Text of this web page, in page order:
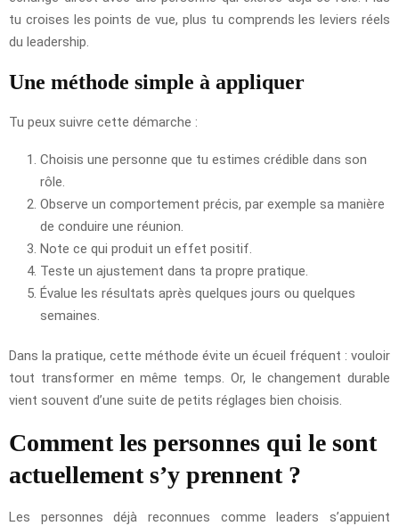
tu croises les points de vue, plus tu comprends les leviers réels
du leadership.
Une méthode simple à appliquer
Tu peux suivre cette démarche :
Choisis une personne que tu estimes crédible dans son
rôle.
Observe un comportement précis, par exemple sa manière
de conduire une réunion.
Note ce qui produit un effet positif.
Teste un ajustement dans ta propre pratique.
Évalue les résultats après quelques jours ou quelques
semaines.
Dans la pratique, cette méthode évite un écueil fréquent : vouloir
tout transformer en même temps. Or, le changement durable
vient souvent d’une suite de petits réglages bien choisis.
Comment les personnes qui le sont
actuellement s’y prennent ?
Les personnes déjà reconnues comme leaders s’appuient